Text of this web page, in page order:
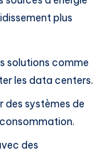
plus
solutions comme
les data centers.
des systèmes de
des